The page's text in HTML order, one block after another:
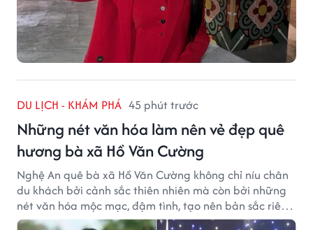
DU LỊCH - KHÁM PHÁ 45 phút trước
Những nét văn hóa làm nên vẻ đẹp quê
hương bà xã Hồ Văn Cường
Nghệ An quê bà xã Hồ Văn Cường không chỉ níu chân
du khách bởi cảnh sắc thiên nhiên mà còn bởi những
nét văn hóa mộc mạc, đậm tình, tạo nên bản sắc riêng
của vùng đất xứ Nghệ.